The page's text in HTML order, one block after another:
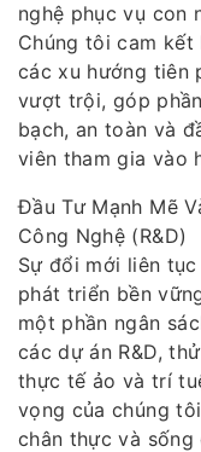
nghệ phục vụ con
Chúng tôi cam
các xu hướng tiên
vượt trội, góp
bạch, an toàn và
viên tham gia vào
Đầu Tư Mạnh Mẽ
Công Nghệ (R&D)
Sự đổi mới liên
phát triển bền
một phần ngân
các dự án R&D,
thực tế ảo và trí
vọng của chúng
chân thực và sống